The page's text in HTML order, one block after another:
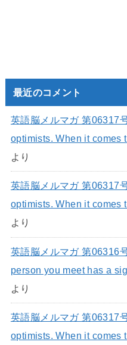
最近のコメント
英語脳メルマガ 第06317
optimists. When it comes
より
英語脳メルマガ 第06317
optimists. When it comes
より
英語脳メルマガ 第06316
person you meet has a
より
英語脳メルマガ 第06317
optimists. When it comes